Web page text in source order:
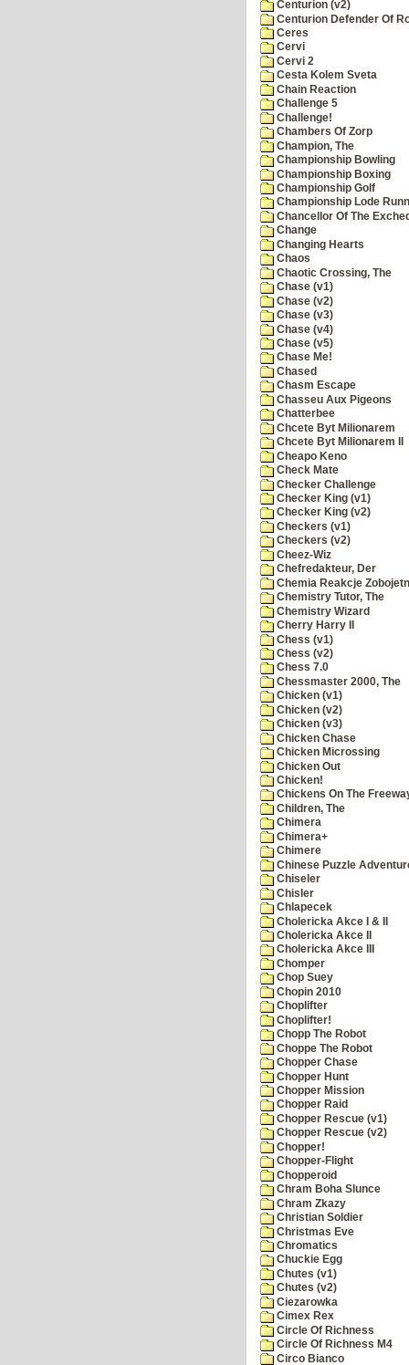
Centurion (v2)
Centurion Defender Of
Ceres
Cervi
Cervi 2
Cesta Kolem Sveta
Chain Reaction
Challenge 5
Challenge!
Chambers Of Zorp
Champion, The
Championship Bowling
Championship Boxing
Championship Golf
Championship Lode
Chancellor Of The
Change
Changing Hearts
Chaos
Chaotic Crossing, The
Chase (v1)
Chase (v2)
Chase (v3)
Chase (v4)
Chase (v5)
Chase Me!
Chased
Chasm Escape
Chasseu Aux Pigeons
Chatterbee
Chcete Byt Milionarem
Chcete Byt Milionarem II
Cheapo Keno
Check Mate
Checker Challenge
Checker King (v1)
Checker King (v2)
Checkers (v1)
Checkers (v2)
Cheez-Wiz
Chefredakteur, Der
Chemia Reakcje
Chemistry Tutor, The
Chemistry Wizard
Cherry Harry II
Chess (v1)
Chess (v2)
Chess 7.0
Chessmaster 2000, The
Chicken (v1)
Chicken (v2)
Chicken (v3)
Chicken Chase
Chicken Microssing
Chicken Out
Chicken!
Chickens On The
Children, The
Chimera
Chimera+
Chimere
Chinese Puzzle
Chiseler
Chisler
Chlapecek
Cholericka Akce I & II
Cholericka Akce II
Cholericka Akce III
Chomper
Chop Suey
Chopin 2010
Choplifter
Choplifter!
Chopp The Robot
Choppe The Robot
Chopper Chase
Chopper Hunt
Chopper Mission
Chopper Raid
Chopper Rescue (v1)
Chopper Rescue (v2)
Chopper!
Chopper-Flight
Chopperoid
Chram Boha Slunce
Chram Zkazy
Christian Soldier
Christmas Eve
Chromatics
Chuckie Egg
Chutes (v1)
Chutes (v2)
Ciezarowka
Cimex Rex
Circle Of Richness
Circle Of Richness M4
Circo Bianco